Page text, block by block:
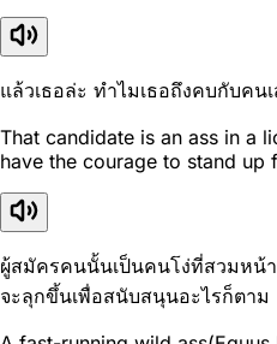
แล้วเธอล่ะ ทำไมเธอถึงคบกับค
That candidate is an ass in a
have the courage to stand up
ผู้สมัครคนนั้นเป็นคนโง่ที่สวมหน้
จะลุกขึ้นเพื่อสนับสนุนอะไรก็ตาม